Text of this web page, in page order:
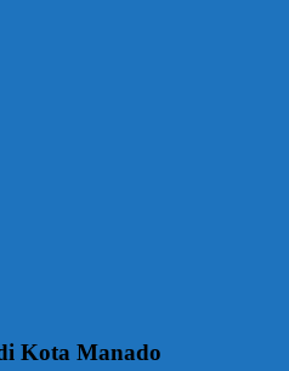
Kota Manado